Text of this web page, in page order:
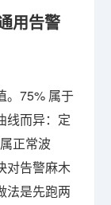
用告警
。75% 属于
线而异：定
正常波
对告警麻木
是先跑两